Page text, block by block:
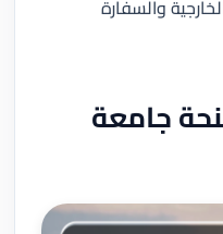
والسفارة
جامعة